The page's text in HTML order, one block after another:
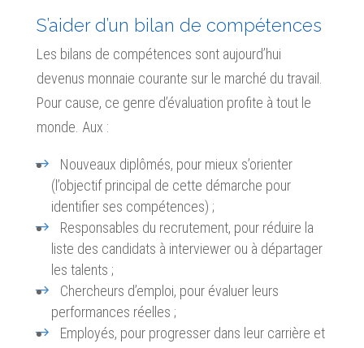
S’aider d’un bilan de compétences
Les bilans de compétences sont aujourd’hui
devenus monnaie courante sur le marché du travail.
Pour cause, ce genre d’évaluation profite à tout le
monde. Aux :
Nouveaux diplômés, pour mieux s’orienter
(l’objectif principal de cette démarche pour
identifier ses compétences) ;
Responsables du recrutement, pour réduire la
liste des candidats à interviewer ou à départager
les talents ;
Chercheurs d’emploi, pour évaluer leurs
performances réelles ;
Employés, pour progresser dans leur carrière et